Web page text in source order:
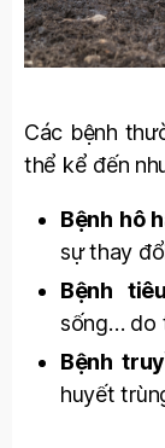
Các bệnh
thể kể đến
Bệnh hô
sự thay
Bệnh
sống… do
Bệnh
huyết